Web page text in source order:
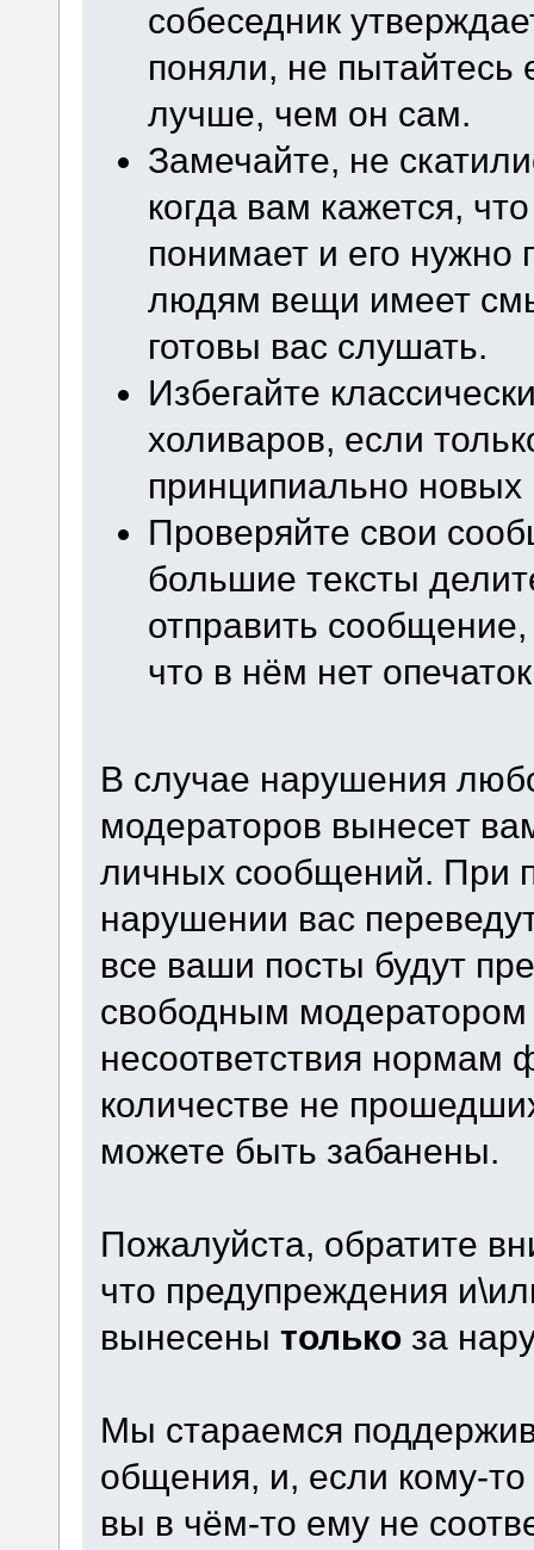
собеседник
поняли, не пытайтесь
лучше, чем он сам.
Замечайте, не
когда вам кажется,
понимает и его нужно
людям вещи имеет
готовы вас слушать.
Избегайте
холиваров, если
принципиально новых
Проверяйте свои
большие тексты
отправить сообщение,
что в нём нет
В случае нарушения
модераторов вынесет
личных сообщений. При
нарушении вас
все ваши посты будут
свободным модератором
несоответствия
количестве не
можете быть забанены.
Пожалуйста, обратите
что предупреждения
вынесены толькоза
Мы стараемся
общения, и, если кому-
вы в чём-то ему не